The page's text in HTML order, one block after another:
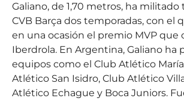
Galiano, de 1,70 metros, ha
CVB Barça dos temporadas, con el
en una ocasión el premio MVP que
Iberdrola. En Argentina, Galiano ha
equipos como el Club Atlético
Atlético San Isidro, Club Atlético
Atlético Echague y Boca Juniors.